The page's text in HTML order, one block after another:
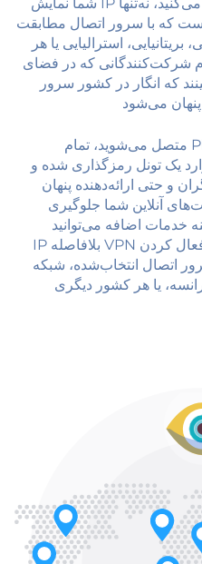
که با سرور اتصال مطابقت
استرالیایی یا هر
شرکت‌کنندگانی که در فضای
که انگار در کشور سرور
می‌شود
وقتی‌که به سرویس Planet VPN متصل می‌شوید، تمام
یک تونل رمزگذاری شده و
و حتی ارائه‌دهنده پنهان
آنلاین شما جلوگیری
خدمات اضافه می‌توانید
آدرس IP خود را بررسی کنید. با فعال کردن VPN بلافاصله IP
اتصال انتخاب‌شده، شبکه
یا هر کشور دیگری